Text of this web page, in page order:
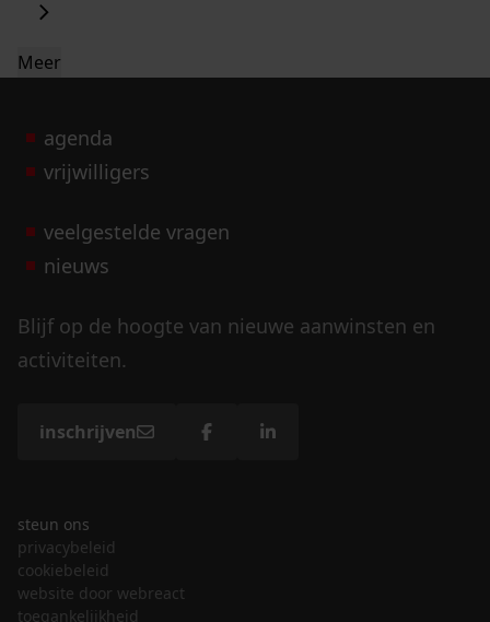
Meer
agenda
vrijwilligers
veelgestelde vragen
nieuws
Blijf op de hoogte van nieuwe aanwinsten en
activiteiten.
inschrijven
steun ons
privacybeleid
cookiebeleid
website door webreact
toegankelijkheid